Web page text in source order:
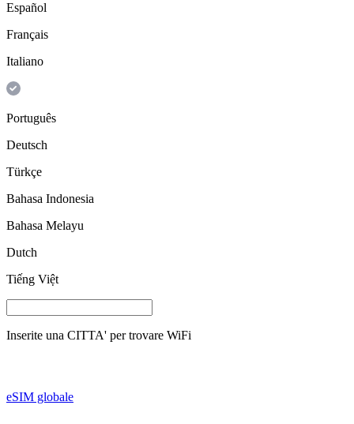
Español
Français
Italiano
Português
Deutsch
Türkçe
Bahasa Indonesia
Bahasa Melayu
Dutch
Tiếng Việt
Inserite una CITTA' per trovare WiFi
eSIM globale